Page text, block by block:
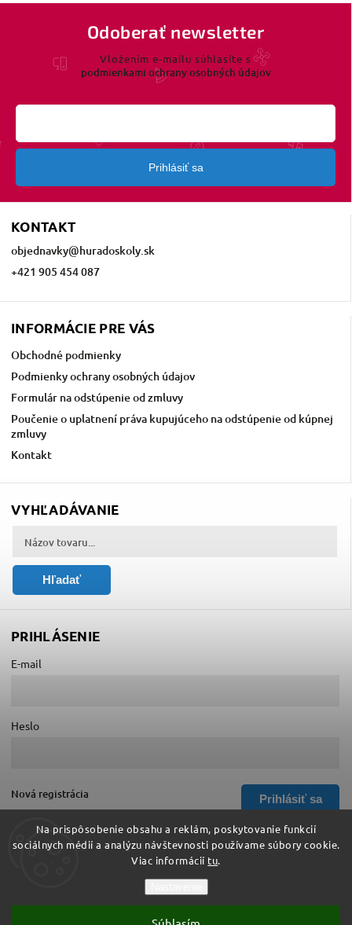
Na prispôsobenie obsahu a reklám, poskytovanie funkcií
sociálnych médií a analýzu návštevnosti používame súbory cookie.
Viac informácií tu.
KONTAKT
objednavky@huradoskoly.sk
+421 905 454 087
INFORMÁCIE PRE VÁS
Obchodné podmienky
Podmienky ochrany osobných údajov
Formulár na odstúpenie od zmluvy
Poučenie o uplatnení práva kupujúceho na odstúpenie od kúpnej
zmluvy
Kontakt
Odoberať newsletter
Vložením e-mailu súhlasíte s
podmienkami ochrany osobných údajov
Prihlásiť sa
VYHĽADÁVANIE
Hľadať
PRIHLÁSENIE
E-mail
Heslo
Prihlásiť sa
Nová registrácia
Zabudnuté heslo
Hurá do školy. Všetky práva vyhradené.
Upraviť nastavenie cookies